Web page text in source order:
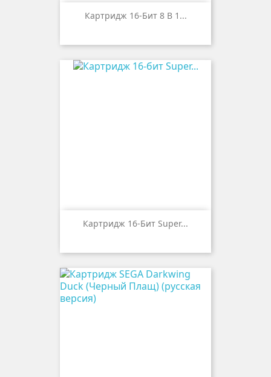
Картридж 16-Бит 8 В 1...
Картридж 16-Бит Super...